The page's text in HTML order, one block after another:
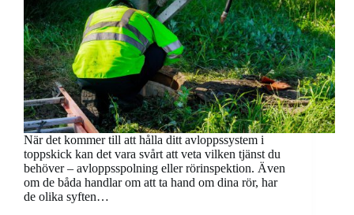
När det kommer till att hålla ditt avloppssystem i
toppskick kan det vara svårt att veta vilken tjänst du
behöver – avloppsspolning eller rörinspektion. Även
om de båda handlar om att ta hand om dina rör, har
de olika syften…